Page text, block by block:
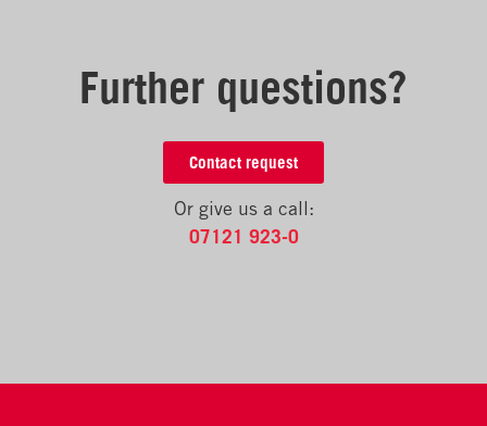
Further questions?
Contact request
Or give us a call:
07121 923-0